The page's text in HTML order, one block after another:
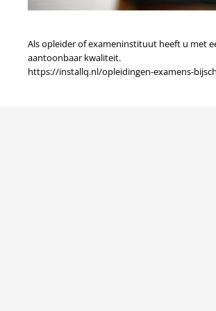
Als opleider of exameninstituut heeft u met
aantoonbaar kwaliteit.
https://installq.nl/opleidingen-examens-